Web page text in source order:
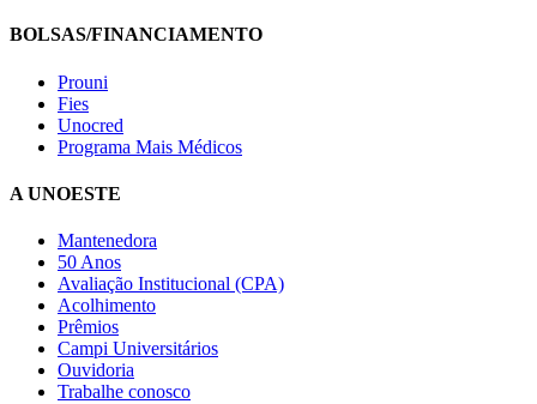
BOLSAS/FINANCIAMENTO
Prouni
Fies
Unocred
Programa Mais Médicos
A UNOESTE
Mantenedora
50 Anos
Avaliação Institucional (CPA)
Acolhimento
Prêmios
Campi Universitários
Ouvidoria
Trabalhe conosco